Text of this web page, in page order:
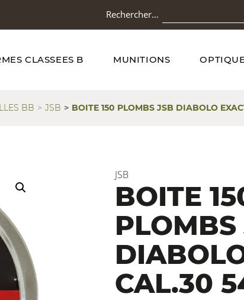
Rechercher…
CLASSEES B MUNITIONS
BB JSB BOITE 150 PLOMBS JSB DIABOLO
JSB
BOITE
PLOMBS
CAL.30